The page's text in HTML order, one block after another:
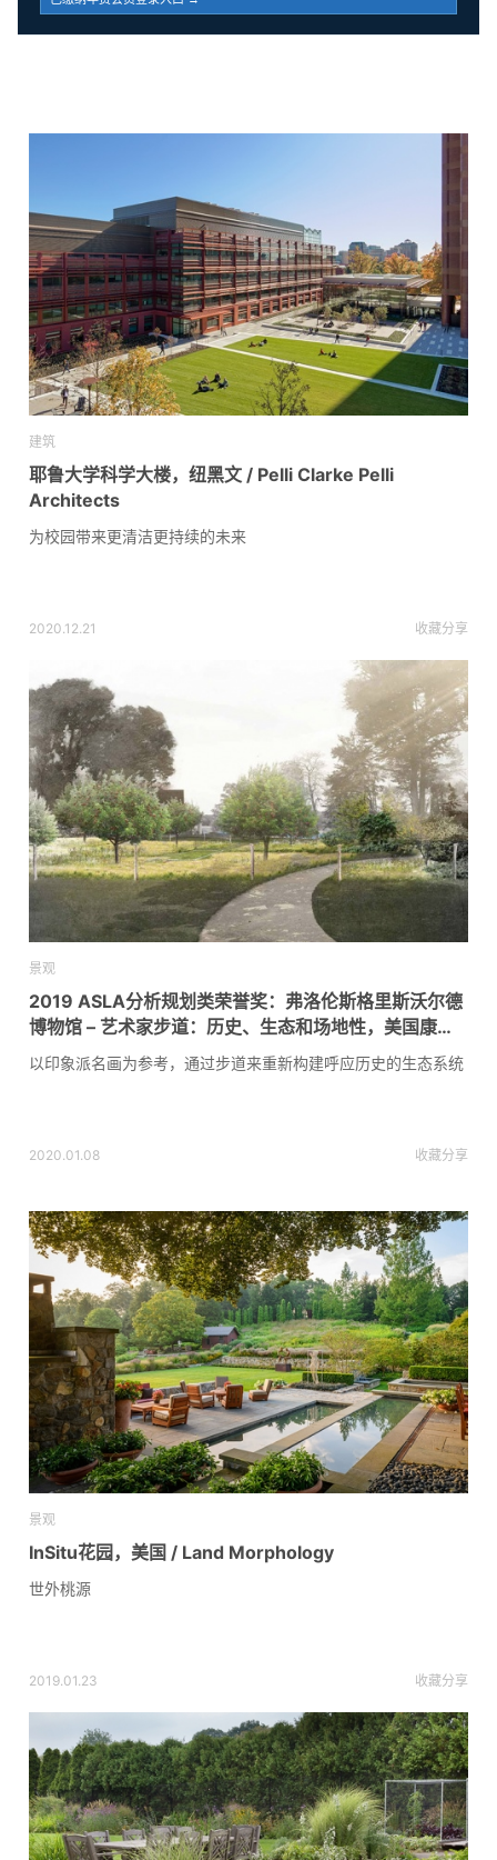
建筑
耶鲁大学科学大楼，纽黑文 / Pelli Clarke Pelli
Architects
为校园带来更清洁更持续的未来
2020.12.21 收藏分享
景观
2019 ASLA分析规划类荣誉奖：弗洛伦斯格里斯沃尔德
博物馆 – 艺术家步道：历史、生态和场地性，美国康涅
狄格州 / STIMSON
以印象派名画为参考，通过步道来重新构建呼应历史的生态系统
2020.01.08 收藏分享
景观
InSitu花园，美国 / Land Morphology
世外桃源
2019.01.23 收藏分享